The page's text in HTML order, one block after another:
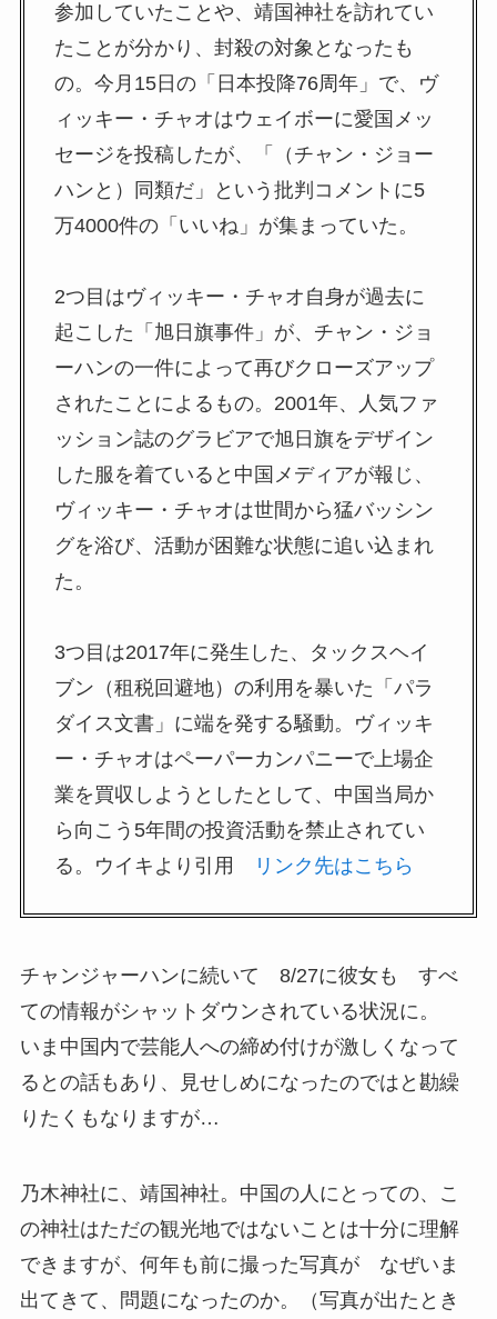
参加していたことや、靖国神社を訪れてい
たことが分かり、封殺の対象となったも
の。今月15日の「日本投降76周年」で、ヴ
ィッキー・チャオはウェイボーに愛国メッ
セージを投稿したが、「（チャン・ジョー
ハンと）同類だ」という批判コメントに5
万4000件の「いいね」が集まっていた。
2つ目はヴィッキー・チャオ自身が過去に
起こした「旭日旗事件」が、チャン・ジョ
ーハンの一件によって再びクローズアップ
されたことによるもの。2001年、人気ファ
ッション誌のグラビアで旭日旗をデザイン
した服を着ていると中国メディアが報じ、
ヴィッキー・チャオは世間から猛バッシン
グを浴び、活動が困難な状態に追い込まれ
た。
3つ目は2017年に発生した、タックスヘイ
ブン（租税回避地）の利用を暴いた「パラ
ダイス文書」に端を発する騒動。ヴィッキ
ー・チャオはペーパーカンパニーで上場企
業を買収しようとしたとして、中国当局か
ら向こう5年間の投資活動を禁止されてい
る。ウイキより引用
リンク先はこちら
チャンジャーハンに続いて 8/27に彼女も すべ
ての情報がシャットダウンされている状況に。
いま中国内で芸能人への締め付けが激しくなって
るとの話もあり、見せしめになったのではと勘繰
りたくもなりますが…
乃木神社に、靖国神社。中国の人にとっての、こ
の神社はただの観光地ではないことは十分に理解
できますが、何年も前に撮った写真が なぜいま
出てきて、問題になったのか。（写真が出たとき